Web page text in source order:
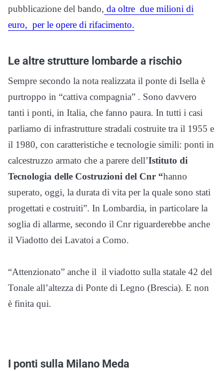
pubblicazione del bando, da oltre due milioni di
euro, per le opere di rifacimento.
Le altre strutture lombarde a rischio
Sempre secondo la nota realizzata il ponte di Isella è
purtroppo in “cattiva compagnia” . Sono davvero
tanti i ponti, in Italia, che fanno paura. In tutti i casi
parliamo di infrastrutture stradali costruite tra il 1955 e
il 1980, con caratteristiche e tecnologie simili: ponti in
calcestruzzo armato che a parere dell’Istituto di
Tecnologia delle Costruzioni del Cnr “hanno
superato, oggi, la durata di vita per la quale sono stati
progettati e costruiti”. In Lombardia, in particolare la
soglia di allarme, secondo il Cnr riguarderebbe anche
il Viadotto dei Lavatoi a Como.
“Attenzionato” anche il il viadotto sulla statale 42 del
Tonale all’altezza di Ponte di Legno (Brescia). E non
è finita qui.
I ponti sulla Milano Meda